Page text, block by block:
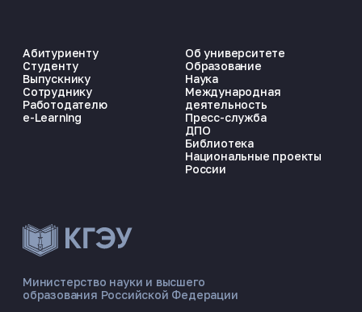
ЭНЕРГОКОД — ПОМОЩНИК КГЭУ
📋 Приёмная комиссия
Министерство науки и высшего
образования Российской Федерации
Абитуриенту
Студенту
Выпускнику
Сотруднику
Работодателю
e-Learning
Об университете
Образование
Наука
Международная
деятельность
Пресс-служба
ДПО
Библиотека
Национальные проекты
России